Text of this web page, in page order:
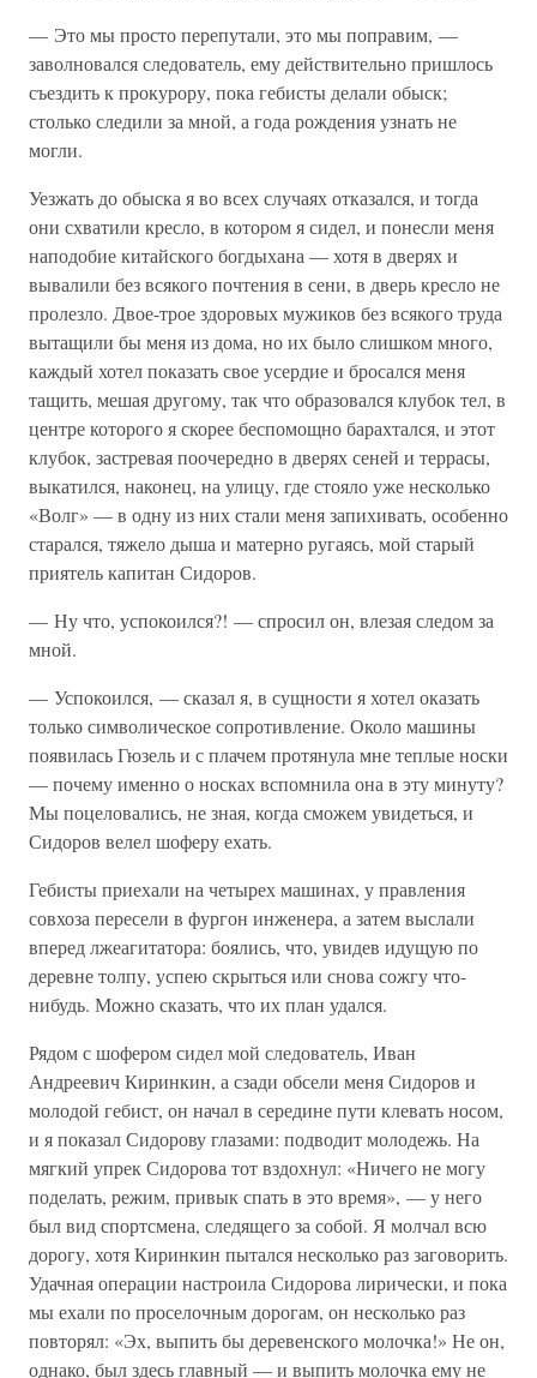
— Это мы просто перепутали, это мы поправим, —
заволновался следователь, ему действительно пришлось
съездить к прокурору, пока гебисты делали обыск;
столько следили за мной, а года рождения узнать не
могли.
Уезжать до обыска я во всех случаях отказался, и тогда
они схватили кресло, в котором я сидел, и понесли меня
наподобие китайского богдыхана — хотя в дверях и
вывалили без всякого почтения в сени, в дверь кресло не
пролезло. Двое-трое здоровых мужиков без всякого труда
вытащили бы меня из дома, но их было слишком много,
каждый хотел показать свое усердие и бросался меня
тащить, мешая другому, так что образовался клубок тел, в
центре которого я скорее беспомощно барахтался, и этот
клубок, застревая поочередно в дверях сеней и террасы,
выкатился, наконец, на улицу, где стояло уже несколько
«Волг» — в одну из них стали меня запихивать, особенно
старался, тяжело дыша и матерно ругаясь, мой старый
приятель капитан Сидоров.
— Ну что, успокоился?! — спросил он, влезая следом за
мной.
— Успокоился, — сказал я, в сущности я хотел оказать
только символическое сопротивление. Около машины
появилась Гюзель и с плачем протянула мне теплые носки
— почему именно о носках вспомнила она в эту минуту?
Мы поцеловались, не зная, когда сможем увидеться, и
Сидоров велел шоферу ехать.
Гебисты приехали на четырех машинах, у правления
совхоза пересели в фургон инженера, а затем выслали
вперед лжеагитатора: боялись, что, увидев идущую по
деревне толпу, успею скрыться или снова сожгу что-
нибудь. Можно сказать, что их план удался.
Рядом с шофером сидел мой следователь, Иван
Андреевич Киринкин, а сзади обсели меня Сидоров и
молодой гебист, он начал в середине пути клевать носом,
и я показал Сидорову глазами: подводит молодежь. На
мягкий упрек Сидорова тот вздохнул: «Ничего не могу
поделать, режим, привык спать в это время», — у него
был вид спортсмена, следящего за собой. Я молчал всю
дорогу, хотя Киринкин пытался несколько раз заговорить.
Удачная операции настроила Сидорова лирически, и пока
мы ехали по проселочным дорогам, он несколько раз
повторял: «Эх, выпить бы деревенского молочка!» Не он,
однако, был здесь главный — и выпить молочка ему не